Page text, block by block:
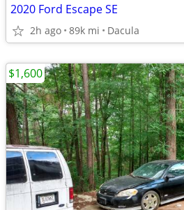
2020 Ford Escape SE
2h ago 89k mi Dacula
$1,600